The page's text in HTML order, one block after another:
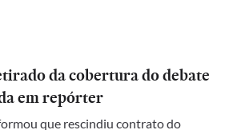
da cobertura do debate
em repórter
que rescindiu contrato do